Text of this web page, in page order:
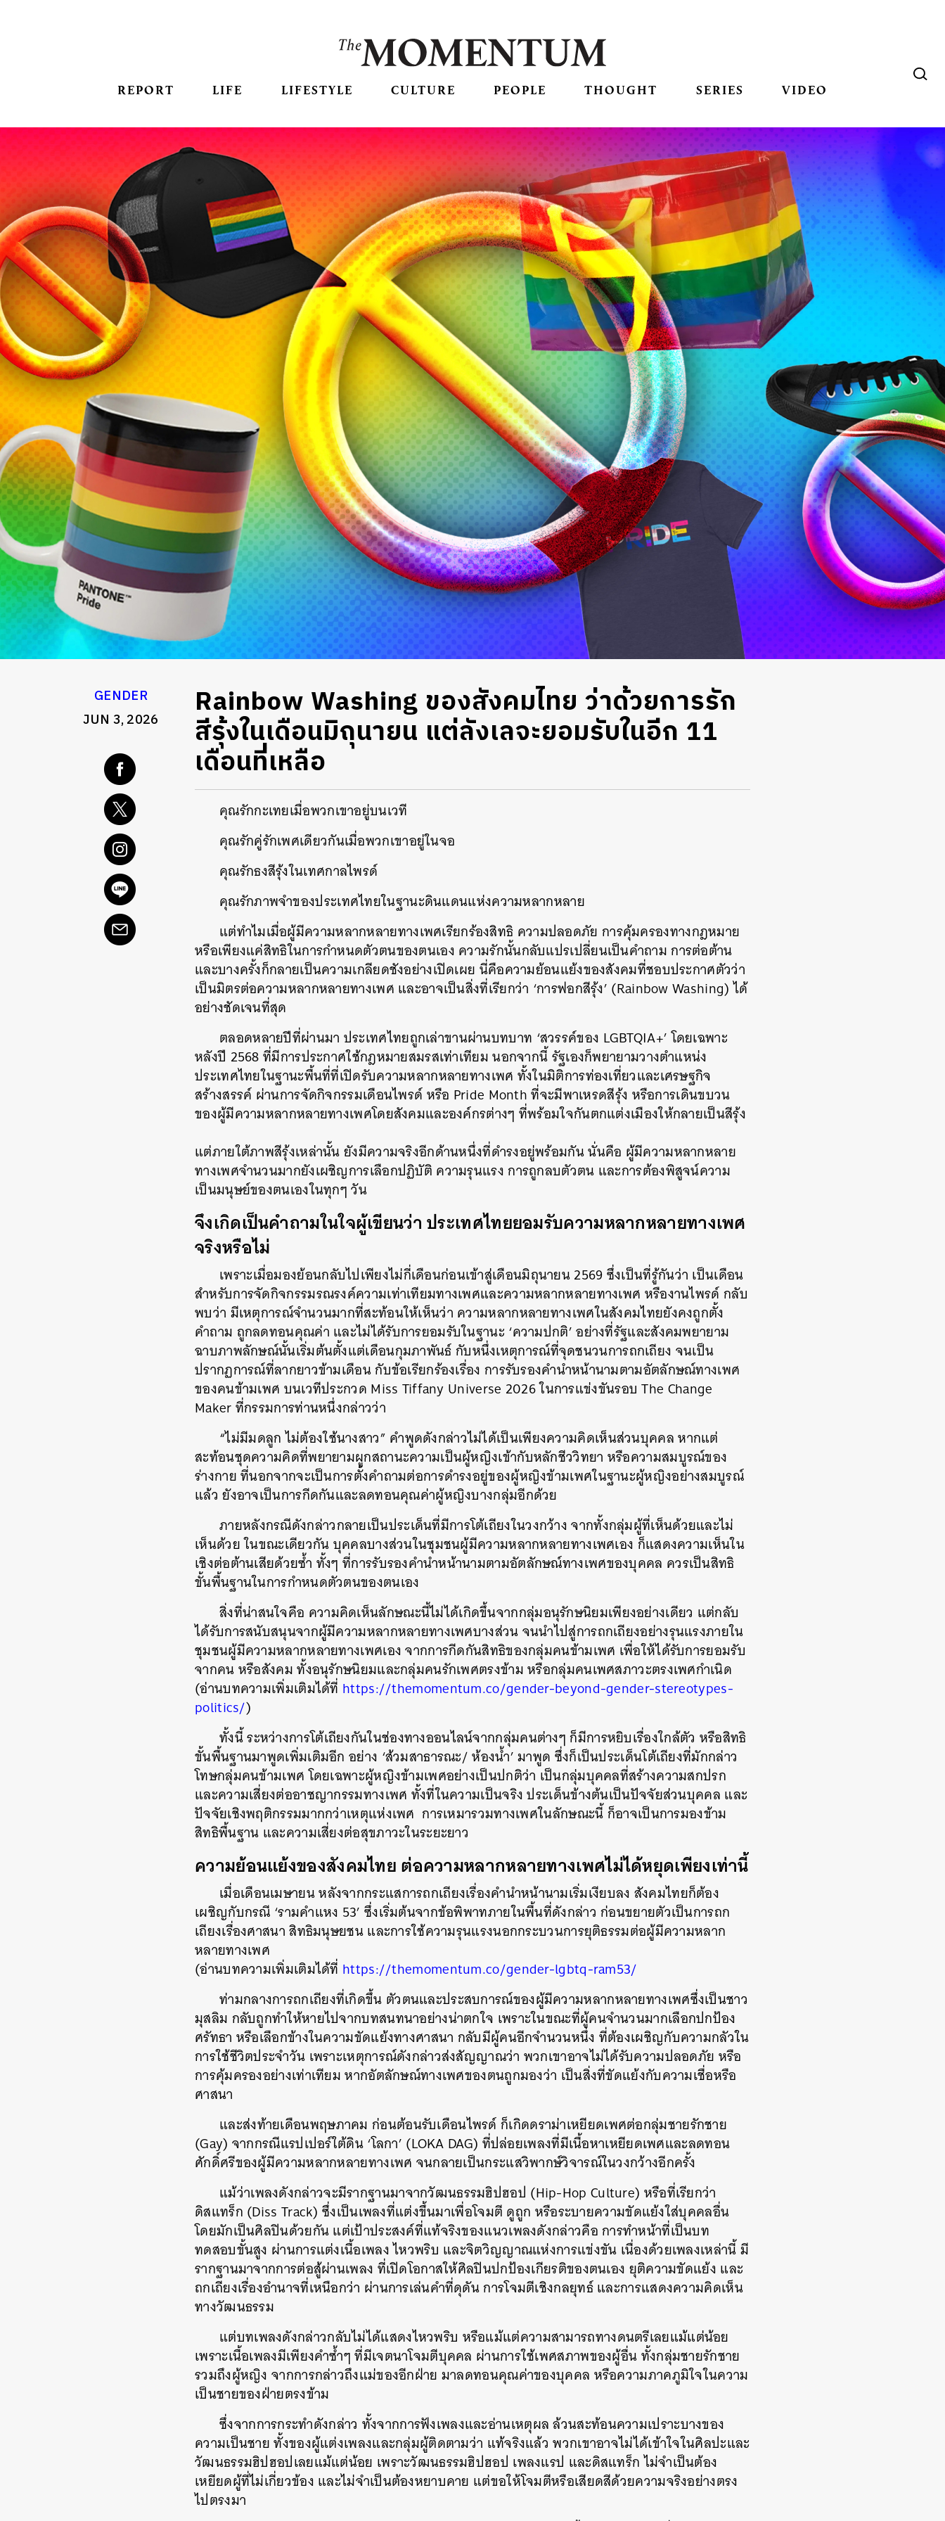
REPORT LIFE LIFESTYLE CULTURE PEOPLE THOUGHT SERIES VIDEO
GENDER
JUN 3, 2026
Rainbow Washing ของสังคมไทย ว่าด้วยการรัก
สีรุ้งในเดือนมิถุนายน แต่ลังเลจะยอมรับในอีก 11
เดือนที่เหลือ
คุณรักกะเทยเมื่อพวกเขาอยู่บนเวที
คุณรักคู่รักเพศเดียวกันเมื่อพวกเขาอยู่ในจอ
คุณรักธงสีรุ้งในเทศกาลไพรด์
คุณรักภาพจำของประเทศไทยในฐานะดินแดนแห่งความหลากหลาย
แต่ทำไมเมื่อผู้มีความหลากหลายทางเพศเรียกร้องสิทธิ ความปลอดภัย การคุ้มครองทางกฎหมาย
หรือเพียงแค่สิทธิในการกำหนดตัวตนของตนเอง ความรักนั้นกลับแปรเปลี่ยนเป็นคำถาม การต่อต้าน
และบางครั้งก็กลายเป็นความเกลียดชังอย่างเปิดเผย นี่คือความย้อนแย้งของสังคมที่ชอบประกาศตัวว่า
เป็นมิตรต่อความหลากหลายทางเพศ และอาจเป็นสิ่งที่เรียกว่า ‘การฟอกสีรุ้ง’ (Rainbow Washing) ได้
อย่างชัดเจนที่สุด
ตลอดหลายปีที่ผ่านมา ประเทศไทยถูกเล่าขานผ่านบทบาท ‘สวรรค์ของ LGBTQIA+’ โดยเฉพาะ
หลังปี 2568 ที่มีการประกาศใช้กฎหมายสมรสเท่าเทียม นอกจากนี้ รัฐเองก็พยายามวางตำแหน่ง
ประเทศไทยในฐานะพื้นที่ที่เปิดรับความหลากหลายทางเพศ ทั้งในมิติการท่องเที่ยวและเศรษฐกิจ
สร้างสรรค์ ผ่านการจัดกิจกรรมเดือนไพรด์ หรือ Pride Month ที่จะมีพาเหรดสีรุ้ง หรือการเดินขบวน
ของผู้มีความหลากหลายทางเพศโดยสังคมและองค์กรต่างๆ ที่พร้อมใจกันตกแต่งเมืองให้กลายเป็นสีรุ้ง
แต่ภายใต้ภาพสีรุ้งเหล่านั้น ยังมีความจริงอีกด้านหนึ่งที่ดำรงอยู่พร้อมกัน นั่นคือ ผู้มีความหลากหลาย
ทางเพศจำนวนมากยังเผชิญการเลือกปฏิบัติ ความรุนแรง การถูกลบตัวตน และการต้องพิสูจน์ความ
เป็นมนุษย์ของตนเองในทุกๆ วัน
จึงเกิดเป็นคำถามในใจผู้เขียนว่า ประเทศไทยยอมรับความหลากหลายทางเพศ
จริงหรือไม่
เพราะเมื่อมองย้อนกลับไปเพียงไม่กี่เดือนก่อนเข้าสู่เดือนมิถุนายน 2569 ซึ่งเป็นที่รู้กันว่า เป็นเดือน
สำหรับการจัดกิจกรรมรณรงค์ความเท่าเทียมทางเพศและความหลากหลายทางเพศ หรืองานไพรด์ กลับ
พบว่า มีเหตุการณ์จำนวนมากที่สะท้อนให้เห็นว่า ความหลากหลายทางเพศในสังคมไทยยังคงถูกตั้ง
คำถาม ถูกลดทอนคุณค่า และไม่ได้รับการยอมรับในฐานะ ‘ความปกติ’ อย่างที่รัฐและสังคมพยายาม
ฉาบภาพลักษณ์นั้นเริ่มต้นตั้งแต่เดือนกุมภาพันธ์ กับหนึ่งเหตุการณ์ที่จุดชนวนการถกเถียง จนเป็น
ปรากฏการณ์ที่ลากยาวข้ามเดือน กับข้อเรียกร้องเรื่อง การรับรองคำนำหน้านามตามอัตลักษณ์ทางเพศ
ของคนข้ามเพศ บนเวทีประกวด Miss Tiffany Universe 2026 ในการแข่งขันรอบ The Change
Maker ที่กรรมการท่านหนึ่งกล่าวว่า
“ไม่มีมดลูก ไม่ต้องใช้นางสาว” คำพูดดังกล่าวไม่ได้เป็นเพียงความคิดเห็นส่วนบุคคล หากแต่
สะท้อนชุดความคิดที่พยายามผูกสถานะความเป็นผู้หญิงเข้ากับหลักชีววิทยา หรือความสมบูรณ์ของ
ร่างกาย ที่นอกจากจะเป็นการตั้งคำถามต่อการดำรงอยู่ของผู้หญิงข้ามเพศในฐานะผู้หญิงอย่างสมบูรณ์
แล้ว ยังอาจเป็นการกีดกันและลดทอนคุณค่าผู้หญิงบางกลุ่มอีกด้วย
ภายหลังกรณีดังกล่าวกลายเป็นประเด็นที่มีการโต้เถียงในวงกว้าง จากทั้งกลุ่มผู้ที่เห็นด้วยและไม่
เห็นด้วย ในขณะเดียวกัน บุคคลบางส่วนในชุมชนผู้มีความหลากหลายทางเพศเอง ก็แสดงความเห็นใน
เชิงต่อต้านเสียด้วยซ้ำ ทั้งๆ ที่การรับรองคำนำหน้านามตามอัตลักษณ์ทางเพศของบุคคล ควรเป็นสิทธิ
ขั้นพื้นฐานในการกำหนดตัวตนของตนเอง
สิ่งที่น่าสนใจคือ ความคิดเห็นลักษณะนี้ไม่ได้เกิดขึ้นจากกลุ่มอนุรักษนิยมเพียงอย่างเดียว แต่กลับ
ได้รับการสนับสนุนจากผู้มีความหลากหลายทางเพศบางส่วน จนนำไปสู่การถกเถียงอย่างรุนแรงภายใน
ชุมชนผู้มีความหลากหลายทางเพศเอง จากการกีดกันสิทธิของกลุ่มคนข้ามเพศ เพื่อให้ได้รับการยอมรับ
จากคน หรือสังคม ทั้งอนุรักษนิยมและกลุ่มคนรักเพศตรงข้าม หรือกลุ่มคนเพศสภาวะตรงเพศกำเนิด
(อ่านบทความเพิ่มเติมได้ที่ https://themomentum.co/gender-beyond-gender-stereotypes-
politics/)
ทั้งนี้ ระหว่างการโต้เถียงกันในช่องทางออนไลน์จากกลุ่มคนต่างๆ ก็มีการหยิบเรื่องใกล้ตัว หรือสิทธิ
ขั้นพื้นฐานมาพูดเพิ่มเติมอีก อย่าง ‘ส้วมสาธารณะ/ ห้องน้ำ’ มาพูด ซึ่งก็เป็นประเด็นโต้เถียงที่มักกล่าว
โทษกลุ่มคนข้ามเพศ โดยเฉพาะผู้หญิงข้ามเพศอย่างเป็นปกติว่า เป็นกลุ่มบุคคลที่สร้างความสกปรก
และความเสี่ยงต่ออาชญากรรมทางเพศ ทั้งที่ในความเป็นจริง ประเด็นข้างต้นเป็นปัจจัยส่วนบุคคล และ
ปัจจัยเชิงพฤติกรรมมากกว่าเหตุแห่งเพศ การเหมารวมทางเพศในลักษณะนี้ ก็อาจเป็นการมองข้าม
สิทธิพื้นฐาน และความเสี่ยงต่อสุขภาวะในระยะยาว
ความย้อนแย้งของสังคมไทย ต่อความหลากหลายทางเพศไม่ได้หยุดเพียงเท่านี้
เมื่อเดือนเมษายน หลังจากกระแสการถกเถียงเรื่องคำนำหน้านามเริ่มเงียบลง สังคมไทยก็ต้อง
เผชิญกับกรณี ‘รามคำแหง 53’ ซึ่งเริ่มต้นจากข้อพิพาทภายในพื้นที่ดังกล่าว ก่อนขยายตัวเป็นการถก
เถียงเรื่องศาสนา สิทธิมนุษยชน และการใช้ความรุนแรงนอกกระบวนการยุติธรรมต่อผู้มีความหลาก
หลายทางเพศ
(อ่านบทความเพิ่มเติมได้ที่ https://themomentum.co/gender-lgbtq-ram53/
ท่ามกลางการถกเถียงที่เกิดขึ้น ตัวตนและประสบการณ์ของผู้มีความหลากหลายทางเพศซึ่งเป็นชาว
มุสลิม กลับถูกทำให้หายไปจากบทสนทนาอย่างน่าตกใจ เพราะในขณะที่ผู้คนจำนวนมากเลือกปกป้อง
ศรัทธา หรือเลือกข้างในความขัดแย้งทางศาสนา กลับมีผู้คนอีกจำนวนหนึ่ง ที่ต้องเผชิญกับความกลัวใน
การใช้ชีวิตประจำวัน เพราะเหตุการณ์ดังกล่าวส่งสัญญาณว่า พวกเขาอาจไม่ได้รับความปลอดภัย หรือ
การคุ้มครองอย่างเท่าเทียม หากอัตลักษณ์ทางเพศของตนถูกมองว่า เป็นสิ่งที่ขัดแย้งกับความเชื่อหรือ
ศาสนา
และส่งท้ายเดือนพฤษภาคม ก่อนต้อนรับเดือนไพรด์ ก็เกิดดราม่าเหยียดเพศต่อกลุ่มชายรักชาย
(Gay) จากกรณีแรปเปอร์ใต้ดิน ‘โลกา’ (LOKA DAG) ที่ปล่อยเพลงที่มีเนื้อหาเหยียดเพศและลดทอน
ศักดิ์ศรีของผู้มีความหลากหลายทางเพศ จนกลายเป็นกระแสวิพากษ์วิจารณ์ในวงกว้างอีกครั้ง
แม้ว่าเพลงดังกล่าวจะมีรากฐานมาจากวัฒนธรรมฮิปฮอป (Hip-Hop Culture) หรือที่เรียกว่า
ดิสแทร็ก (Diss Track) ซึ่งเป็นเพลงที่แต่งขึ้นมาเพื่อโจมตี ดูถูก หรือระบายความขัดแย้งใส่บุคคลอื่น
โดยมักเป็นศิลปินด้วยกัน แต่เป้าประสงค์ที่แท้จริงของแนวเพลงดังกล่าวคือ การทำหน้าที่เป็นบท
ทดสอบขั้นสูง ผ่านการแต่งเนื้อเพลง ไหวพริบ และจิตวิญญาณแห่งการแข่งขัน เนื่องด้วยเพลงเหล่านี้ มี
รากฐานมาจากการต่อสู้ผ่านเพลง ที่เปิดโอกาสให้ศิลปินปกป้องเกียรติของตนเอง ยุติความขัดแย้ง และ
ถกเถียงเรื่องอำนาจที่เหนือกว่า ผ่านการเล่นคำที่ดุดัน การโจมตีเชิงกลยุทธ์ และการแสดงความคิดเห็น
ทางวัฒนธรรม
แต่บทเพลงดังกล่าวกลับไม่ได้แสดงไหวพริบ หรือแม้แต่ความสามารถทางดนตรีเลยแม้แต่น้อย
เพราะเนื้อเพลงมีเพียงคำซ้ำๆ ที่มีเจตนาโจมตีบุคคล ผ่านการใช้เพศสภาพของผู้อื่น ทั้งกลุ่มชายรักชาย
รวมถึงผู้หญิง จากการกล่าวถึงแม่ของอีกฝ่าย มาลดทอนคุณค่าของบุคคล หรือความภาคภูมิใจในความ
เป็นชายของฝ่ายตรงข้าม
ซึ่งจากการกระทำดังกล่าว ทั้งจากการฟังเพลงและอ่านเหตุผล ล้วนสะท้อนความเปราะบางของ
ความเป็นชาย ทั้งของผู้แต่งเพลงและกลุ่มผู้ติดตามว่า แท้จริงแล้ว พวกเขาอาจไม่ได้เข้าใจในศิลปะและ
วัฒนธรรมฮิปฮอปเลยแม้แต่น้อย เพราะวัฒนธรรมฮิปฮอป เพลงแรป และดิสแทร็ก ไม่จำเป็นต้อง
เหยียดผู้ที่ไม่เกี่ยวข้อง และไม่จำเป็นต้องหยาบคาย แต่ขอให้โจมตีหรือเสียดสีด้วยความจริงอย่างตรง
ไปตรงมา